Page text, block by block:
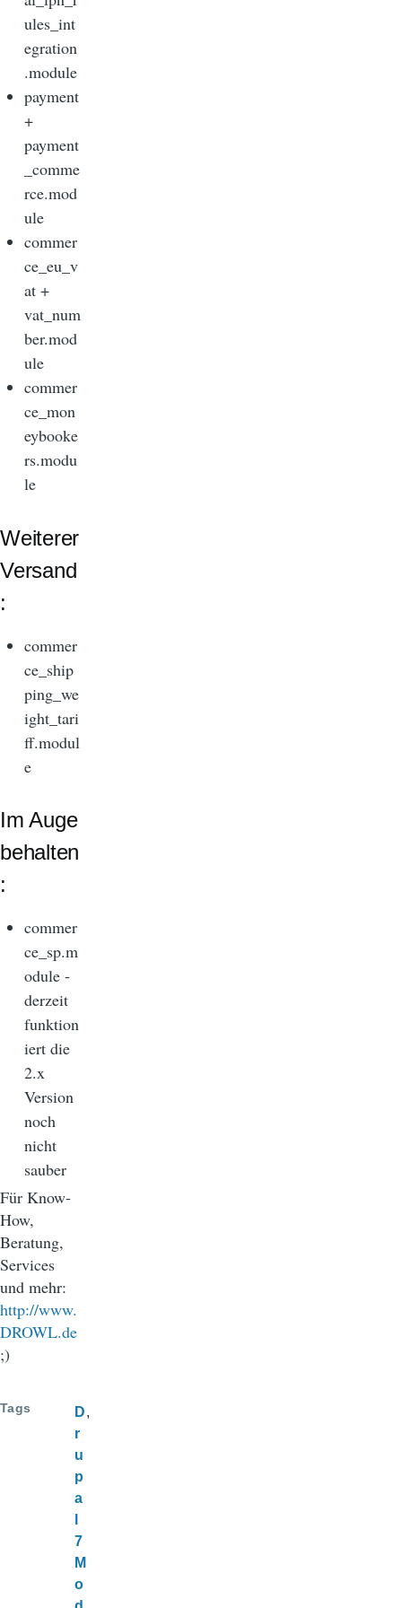
ules_int
egration
.module
payment
+
payment
_comme
rce.mod
ule
commer
ce_eu_v
at +
vat_num
ber.mod
ule
commer
ce_mon
eybooke
rs.modu
le
Weiterer
Versand
:
commer
ce_ship
ping_we
ight_tari
ff.modul
e
Im Auge
behalten
:
commer
ce_sp.m
odule -
derzeit
funktion
iert die
2.x
Version
noch
nicht
sauber
Für Know-
How,
Beratung,
Services
und mehr:
http://www.
DROWL.de
;)
Tags
D
r
u
p
a
7
M
o